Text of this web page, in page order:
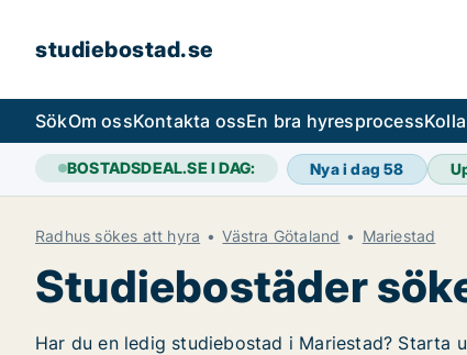
studiebostad.se
SökOm ossKontakta ossEn bra hyresprocess
BOSTADSDEAL.SE I DAG: Nya i dag58
Radhus sökes att hyra Västra Götaland Mariestad
Studiebostäder
Har du en ledig studiebostad i Mariestad?